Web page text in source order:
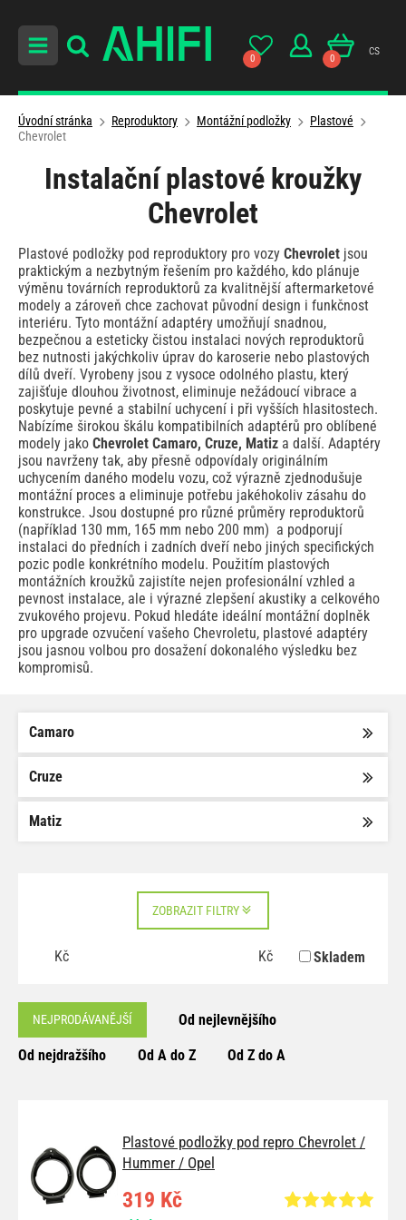
0 0
cs
Úvodní stránka Reproduktory Montážní podložky
Plastové
Chevrolet
Instalační plastové kroužky
Chevrolet
Plastové podložky pod reproduktory pro vozy Chevrolet jsou
praktickým a nezbytným řešením pro každého, kdo plánuje
výměnu továrních reproduktorů za kvalitnější aftermarketové
modely a zároveň chce zachovat původní design i funkčnost
interiéru. Tyto montážní adaptéry umožňují snadnou,
bezpečnou a esteticky čistou instalaci nových reproduktorů
bez nutnosti jakýchkoliv úprav do karoserie nebo plastových
dílů dveří. Vyrobeny jsou z vysoce odolného plastu, který
zajišťuje dlouhou životnost, eliminuje nežádoucí vibrace a
poskytuje pevné a stabilní uchycení i při vyšších hlasitostech.
Nabízíme širokou škálu kompatibilních adaptérů pro oblíbené
modely jako Chevrolet Camaro, Cruze, Matiz a další. Adaptéry
jsou navrženy tak, aby přesně odpovídaly originálním
uchycením daného modelu vozu, což výrazně zjednodušuje
montážní proces a eliminuje potřebu jakéhokoliv zásahu do
konstrukce. Jsou dostupné pro různé průměry reproduktorů
(například 130 mm, 165 mm nebo 200 mm) a podporují
instalaci do předních i zadních dveří nebo jiných specifických
pozic podle konkrétního modelu. Použitím plastových
montážních kroužků zajistíte nejen profesionální vzhled a
pevnost instalace, ale i výrazné zlepšení akustiky a celkového
zvukového projevu. Pokud hledáte ideální montážní doplněk
pro upgrade ozvučení vašeho Chevroletu, plastové adaptéry
jsou jasnou volbou pro dosažení dokonalého výsledku bez
kompromisů.
Camaro
Cruze
Matiz
ZOBRAZIT FILTRY
Kč Kč Skladem
NEJPRODÁVANĚJŠÍ Od nejlevnějšího
Od nejdražšího Od A do Z Od Z do A
Plastové podložky pod repro Chevrolet /
Hummer / Opel
319 Kč